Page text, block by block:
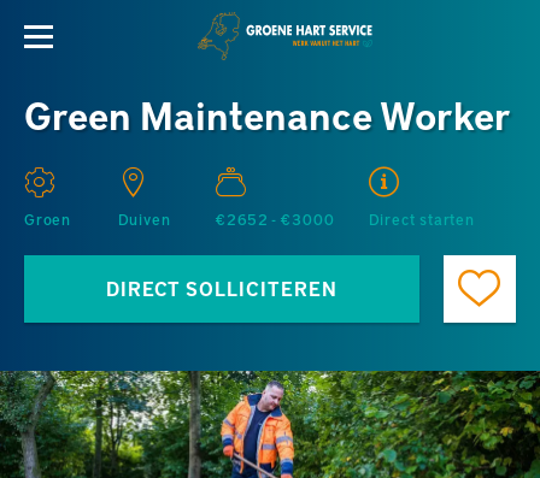
Green Maintenance Worker
Groen Duiven €2652 - €3000 Direct starten
DIRECT SOLLICITEREN